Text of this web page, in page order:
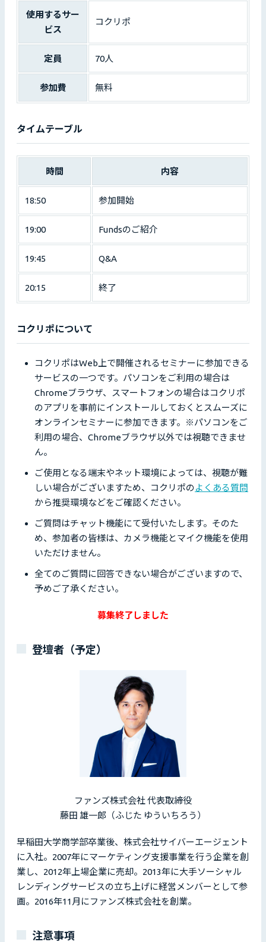
使用するサー
ビス
コクリポ
定員 70人
参加費 無料
タイムテーブル
時間 内容
18:50 参加開始
19:00 Fundsのご紹介
19:45 Q&A
20:15 終了
コクリポについて
コクリポはWeb上で開催されるセミナーに参加できる
サービスの一つです。パソコンをご利用の場合は
Chromeブラウザ、スマートフォンの場合はコクリポ
のアプリを事前にインストールしておくとスムーズに
オンラインセミナーに参加できます。※パソコンをご
利用の場合、Chromeブラウザ以外では視聴できませ
ん。
ご使用となる端末やネット環境によっては、視聴が難
しい場合がございますため、コクリポのよくある質問
から推奨環境などをご確認ください。
ご質問はチャット機能にて受付いたします。そのた
め、 参加者の皆様は、カメラ機能とマイク機能を使用
いただけません。
全てのご質問に回答できない場合がございますので、
予めご了承ください。
募集終了しました
登壇者（予定）
ファンズ株式会社 代表取締役
藤田 雄一郎（ふじた ゆういちろう）
早稲田大学商学部卒業後、株式会社サイバーエージェント
に入社。2007年にマーケティング支援事業を行う企業を創
業し、2012年上場企業に売却。2013年に大手ソーシャル
レンディングサービスの立ち上げに経営メンバーとして参
画。2016年11月にファンズ株式会社を創業。
注意事項